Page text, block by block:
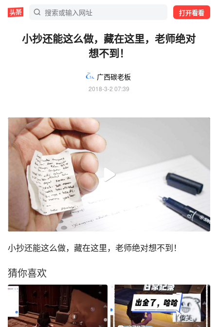
打开看看
小抄还能这么做，藏在这里，老师绝对
想不到！
广西碳老板
2018-3-2 07:39
小抄还能这么做，藏在这里，老师绝对想不到！
猜你喜欢